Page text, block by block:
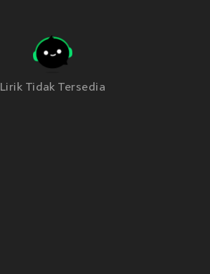
Lirik Tidak Tersedia